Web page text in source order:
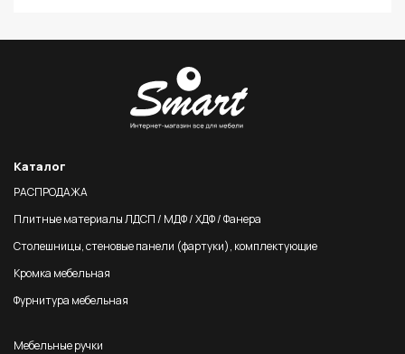
Каталог
РАСПРОДАЖА
Плитные материалы ЛДСП / МДФ / ХДФ / Фанера
Столешницы, стеновые панели (фартуки), комплектующие
Кромка мебельная
Фурнитура мебельная
Мебельные ручки